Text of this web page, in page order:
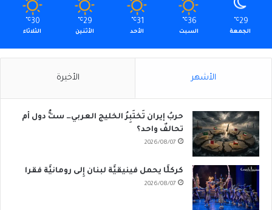
29
℃
الجمعة
36
℃
السبت
31
℃
الأحد
29
℃
الأثنين
30
℃
الثلاثاء
الأشهر الأخيرة
حربُ إيران تَختَبِرُ الخليج العربي… ستُّ دول أم
تحالفٌ واحد؟
2026/08/07
كركلَّا يحمل فينيقيَّة لبنان إِلى رومانيَّة فقرا
2026/08/07